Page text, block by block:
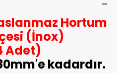
Hortum
(İnox)
Adet)
kadardır.